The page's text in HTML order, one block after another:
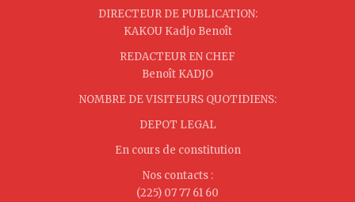
DIRECTEUR DE PUBLICATION:
KAKOU Kadjo Benoît
REDACTEUR EN CHEF
Benoît KADJO
NOMBRE DE VISITEURS QUOTIDIENS:
DEPOT LEGAL
En cours de constitution
Nos contacts :
(225) 07 77 61 60